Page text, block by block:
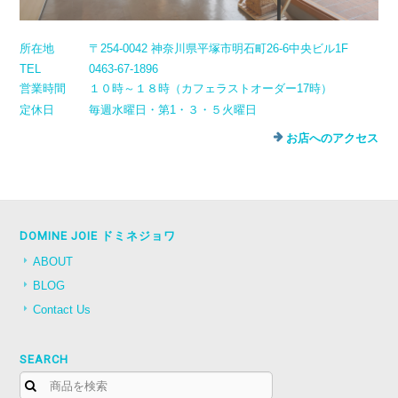
所在地
〒254-0042 神奈川県平塚市明石町26-6中央ビル1F
TEL
0463-67-1896
営業時間
１０時～１８時（カフェラストオーダー17時）
定休日
毎週水曜日・第1・３・５火曜日
お店へのアクセス
DOMINE JOIE ドミネジョワ
ABOUT
BLOG
Contact Us
SEARCH